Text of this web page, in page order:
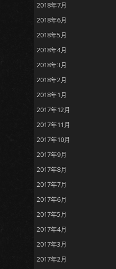
2018年7月
2018年6月
2018年5月
2018年4月
2018年3月
2018年2月
2018年1月
2017年12月
2017年11月
2017年10月
2017年9月
2017年8月
2017年7月
2017年6月
2017年5月
2017年4月
2017年3月
2017年2月